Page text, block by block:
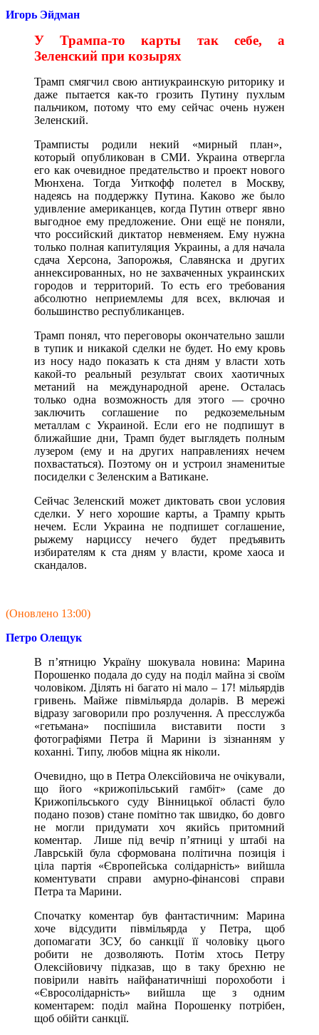
Игорь Эйдман
У Трампа-то карты так себе, а
Зеленский при козырях
Трамп смягчил свою антиукраинскую риторику и
даже пытается как-то грозить Путину пухлым
пальчиком, потому что ему сейчас очень нужен
Зеленский.
Трамписты родили некий «мирный план»,
который опубликован в СМИ. Украина отвергла
его как очевидное предательство и проект нового
Мюнхена. Тогда Уиткофф полетел в Москву,
надеясь на поддержку Путина. Каково же было
удивление американцев, когда Путин отверг явно
выгодное ему предложение. Они ещё не поняли,
что российский диктатор невменяем. Ему нужна
только полная капитуляция Украины, а для начала
сдача Херсона, Запорожья, Славянска и других
аннексированных, но не захваченных украинских
городов и территорий. То есть его требования
абсолютно неприемлемы для всех, включая и
большинство республиканцев.
Трамп понял, что переговоры окончательно зашли
в тупик и никакой сделки не будет. Но ему кровь
из носу надо показать к ста дням у власти хоть
какой-то реальный результат своих хаотичных
метаний на международной арене. Осталась
только одна возможность для этого — срочно
заключить соглашение по редкоземельным
металлам с Украиной. Если его не подпишут в
ближайшие дни, Трамп будет выглядеть полным
лузером (ему и на других направлениях нечем
похвастаться). Поэтому он и устроил знаменитые
посиделки с Зеленским а Ватикане.
Сейчас Зеленский может диктовать свои условия
сделки. У него хорошие карты, а Трампу крыть
нечем. Если Украина не подпишет соглашение,
рыжему нарциссу нечего будет предъявить
избирателям к ста дням у власти, кроме хаоса и
скандалов.
(Оновлено 13:00)
Петро Олещук
В п’ятницю Україну шокувала новина: Марина
Порошенко подала до суду на поділ майна зі своїм
чоловіком. Ділять ні багато ні мало – 17! мільярдів
гривень. Майже півмільярда доларів. В мережі
відразу заговорили про розлучення. А пресслужба
«гетьмана» поспішила виставити пости з
фотографіями Петра й Марини із зізнанням у
коханні. Типу, любов міцна як ніколи.
Очевидно, що в Петра Олексійовича не очікували,
що його «крижопільський гамбіт» (саме до
Крижопільського суду Вінницької області було
подано позов) стане помітно так швидко, бо довго
не могли придумати хоч якийсь притомний
коментар. Лише під вечір п’ятниці у штабі на
Лаврській була сформована політична позиція і
ціла партія «Європейська солідарність» вийшла
коментувати справи амурно-фінансові справи
Петра та Марини.
Спочатку коментар був фантастичним: Марина
хоче відсудити півмільярда у Петра, щоб
допомагати ЗСУ, бо санкції її чоловіку цього
робити не дозволяють. Потім хтось Петру
Олексійовичу підказав, що в таку брехню не
повірили навіть найфанатичніші порохоботи і
«Євросолідарність» вийшла ще з одним
коментарем: поділ майна Порошенку потрібен,
щоб обійти санкції.